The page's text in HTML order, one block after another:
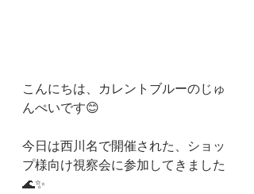
こんにちは、カレントブルーのじゅ
んぺいです😊
今日は西川名で開催された、ショッ
プ様向け視察会に参加してきました
🌊✨